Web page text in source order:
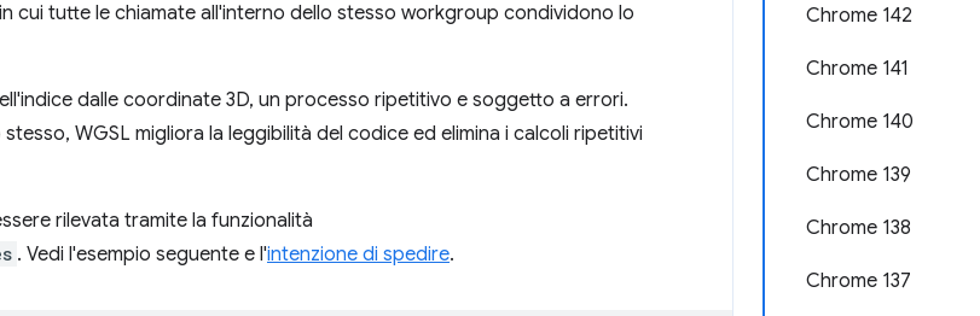
Chrome 142
Chrome 141
Chrome 140
Chrome 139
Chrome 138
Chrome 137
in cui tutte le chiamate all'interno dello stesso workgroup condividono lo
dalle coordinate 3D, un processo ripetitivo e soggetto a errori.
WGSL migliora la leggibilità del codice ed elimina i calcoli ripetitivi
rilevata tramite la funzionalità
. Vedi l'esempio seguente e l'intenzione di spedire.